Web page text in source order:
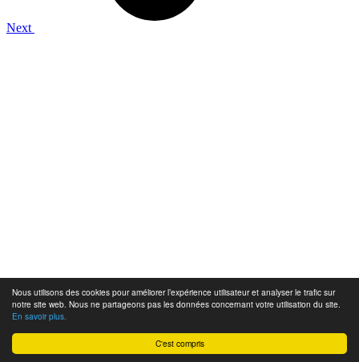
C'est compris
Nous utilisons des cookies pour améliorer l’expérience utilisateur et analyser le trafic sur
notre site web. Nous ne partageons pas les données concernant votre utilisation du site.
En savoir plus.
Next